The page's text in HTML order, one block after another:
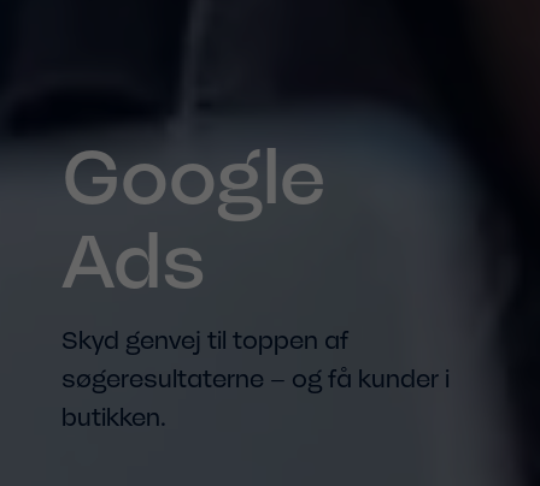
Google
Ads
Skyd genvej til toppen af
søgeresultaterne – og få kunder i
butikken.